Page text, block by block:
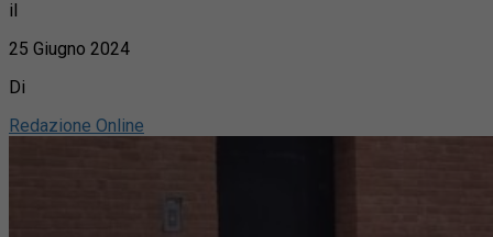
il
25 Giugno 2024
Di
Redazione Online